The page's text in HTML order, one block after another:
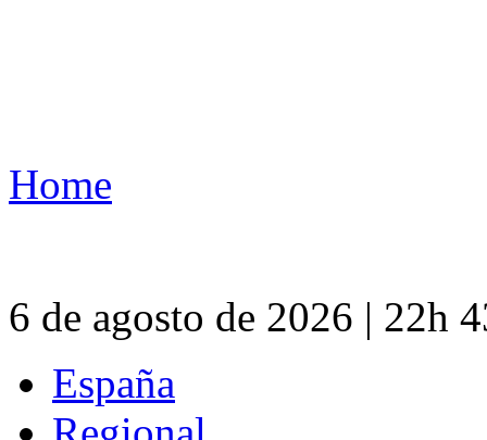
Home
6 de agosto de 2026 | 22h
España